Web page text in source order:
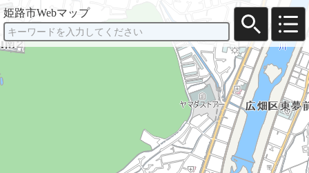
姫路市Webマップ